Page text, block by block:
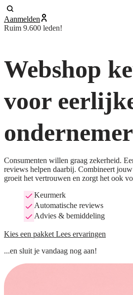
Aanmelden
Ruim 9.600 leden!
Webshop
voor
Consumenten willen graag zekerheid.
reviews helpen daarbij. Combineert
groeit het vertrouwen en zorgt het ook
Keurmerk
Automatische reviews
Advies & bemiddeling
Kies een pakket Lees ervaringen
...en sluit je vandaag nog aan!